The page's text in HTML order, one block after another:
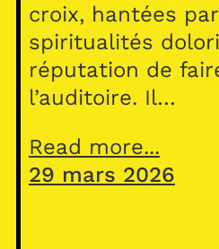
croix, hantées
spiritualités
réputation de
l’auditoire. Il…
Read more...
29 mars 2026